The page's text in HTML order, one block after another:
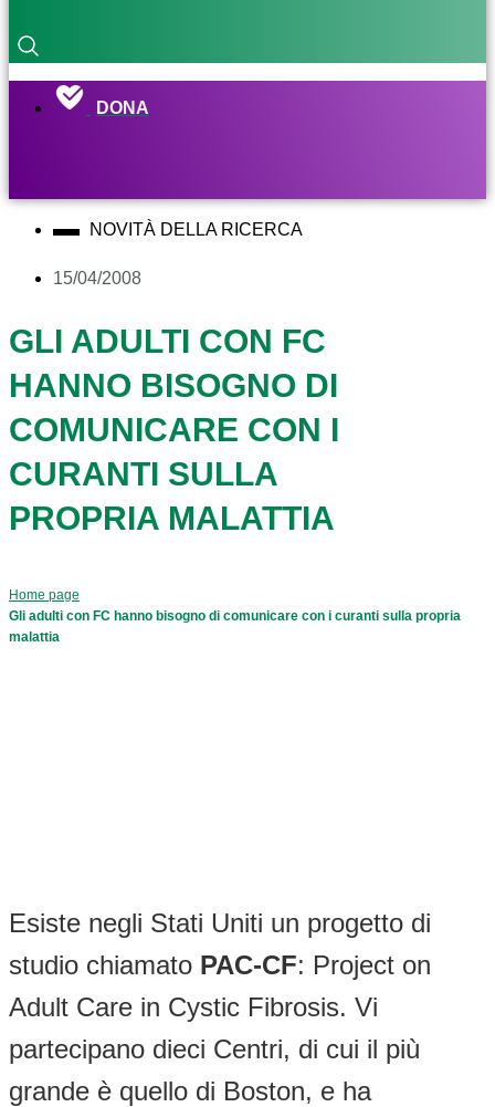
DONA
NOVITÀ DELLA RICERCA
15/04/2008
GLI ADULTI CON FC
HANNO BISOGNO DI
COMUNICARE CON I
CURANTI SULLA
PROPRIA MALATTIA
Home page
Gli adulti con FC hanno bisogno di comunicare con i curanti sulla propria
malattia
Esiste negli Stati Uniti un progetto di
studio chiamato PAC-CF: Project on
Adult Care in Cystic Fibrosis. Vi
partecipano dieci Centri, di cui il più
grande è quello di Boston, e ha